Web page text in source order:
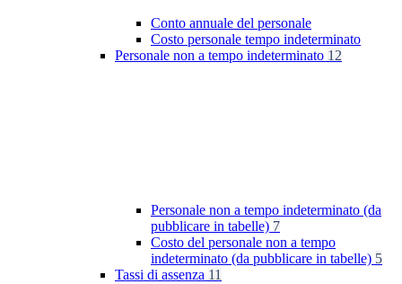
Conto annuale del personale
Costo personale tempo indeterminato
Personale non a tempo indeterminato 12
Personale non a tempo indeterminato (da
pubblicare in tabelle) 7
Costo del personale non a tempo
indeterminato (da pubblicare in tabelle) 5
Tassi di assenza 11